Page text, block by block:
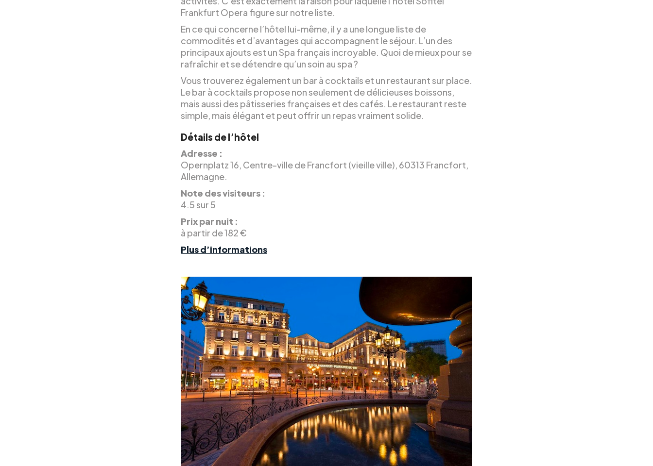
Frankfurt Opera figure sur notre liste.
En ce qui concerne l’hôtel lui-même, il y a une longue liste de
commodités et d’avantages qui accompagnent le séjour. L’un des
principaux ajouts est un Spa français incroyable. Quoi de mieux pour se
rafraîchir et se détendre qu’un soin au spa ?
Vous trouverez également un bar à cocktails et un restaurant sur place.
Le bar à cocktails propose non seulement de délicieuses boissons,
mais aussi des pâtisseries françaises et des cafés. Le restaurant reste
simple, mais élégant et peut offrir un repas vraiment solide.
Détails de l’hôtel
Adresse :
Opernplatz 16, Centre-ville de Francfort (vieille ville), 60313 Francfort,
Allemagne.
Note des visiteurs :
4.5 sur 5
Prix par nuit :
à partir de 182 €
Plus d’informations